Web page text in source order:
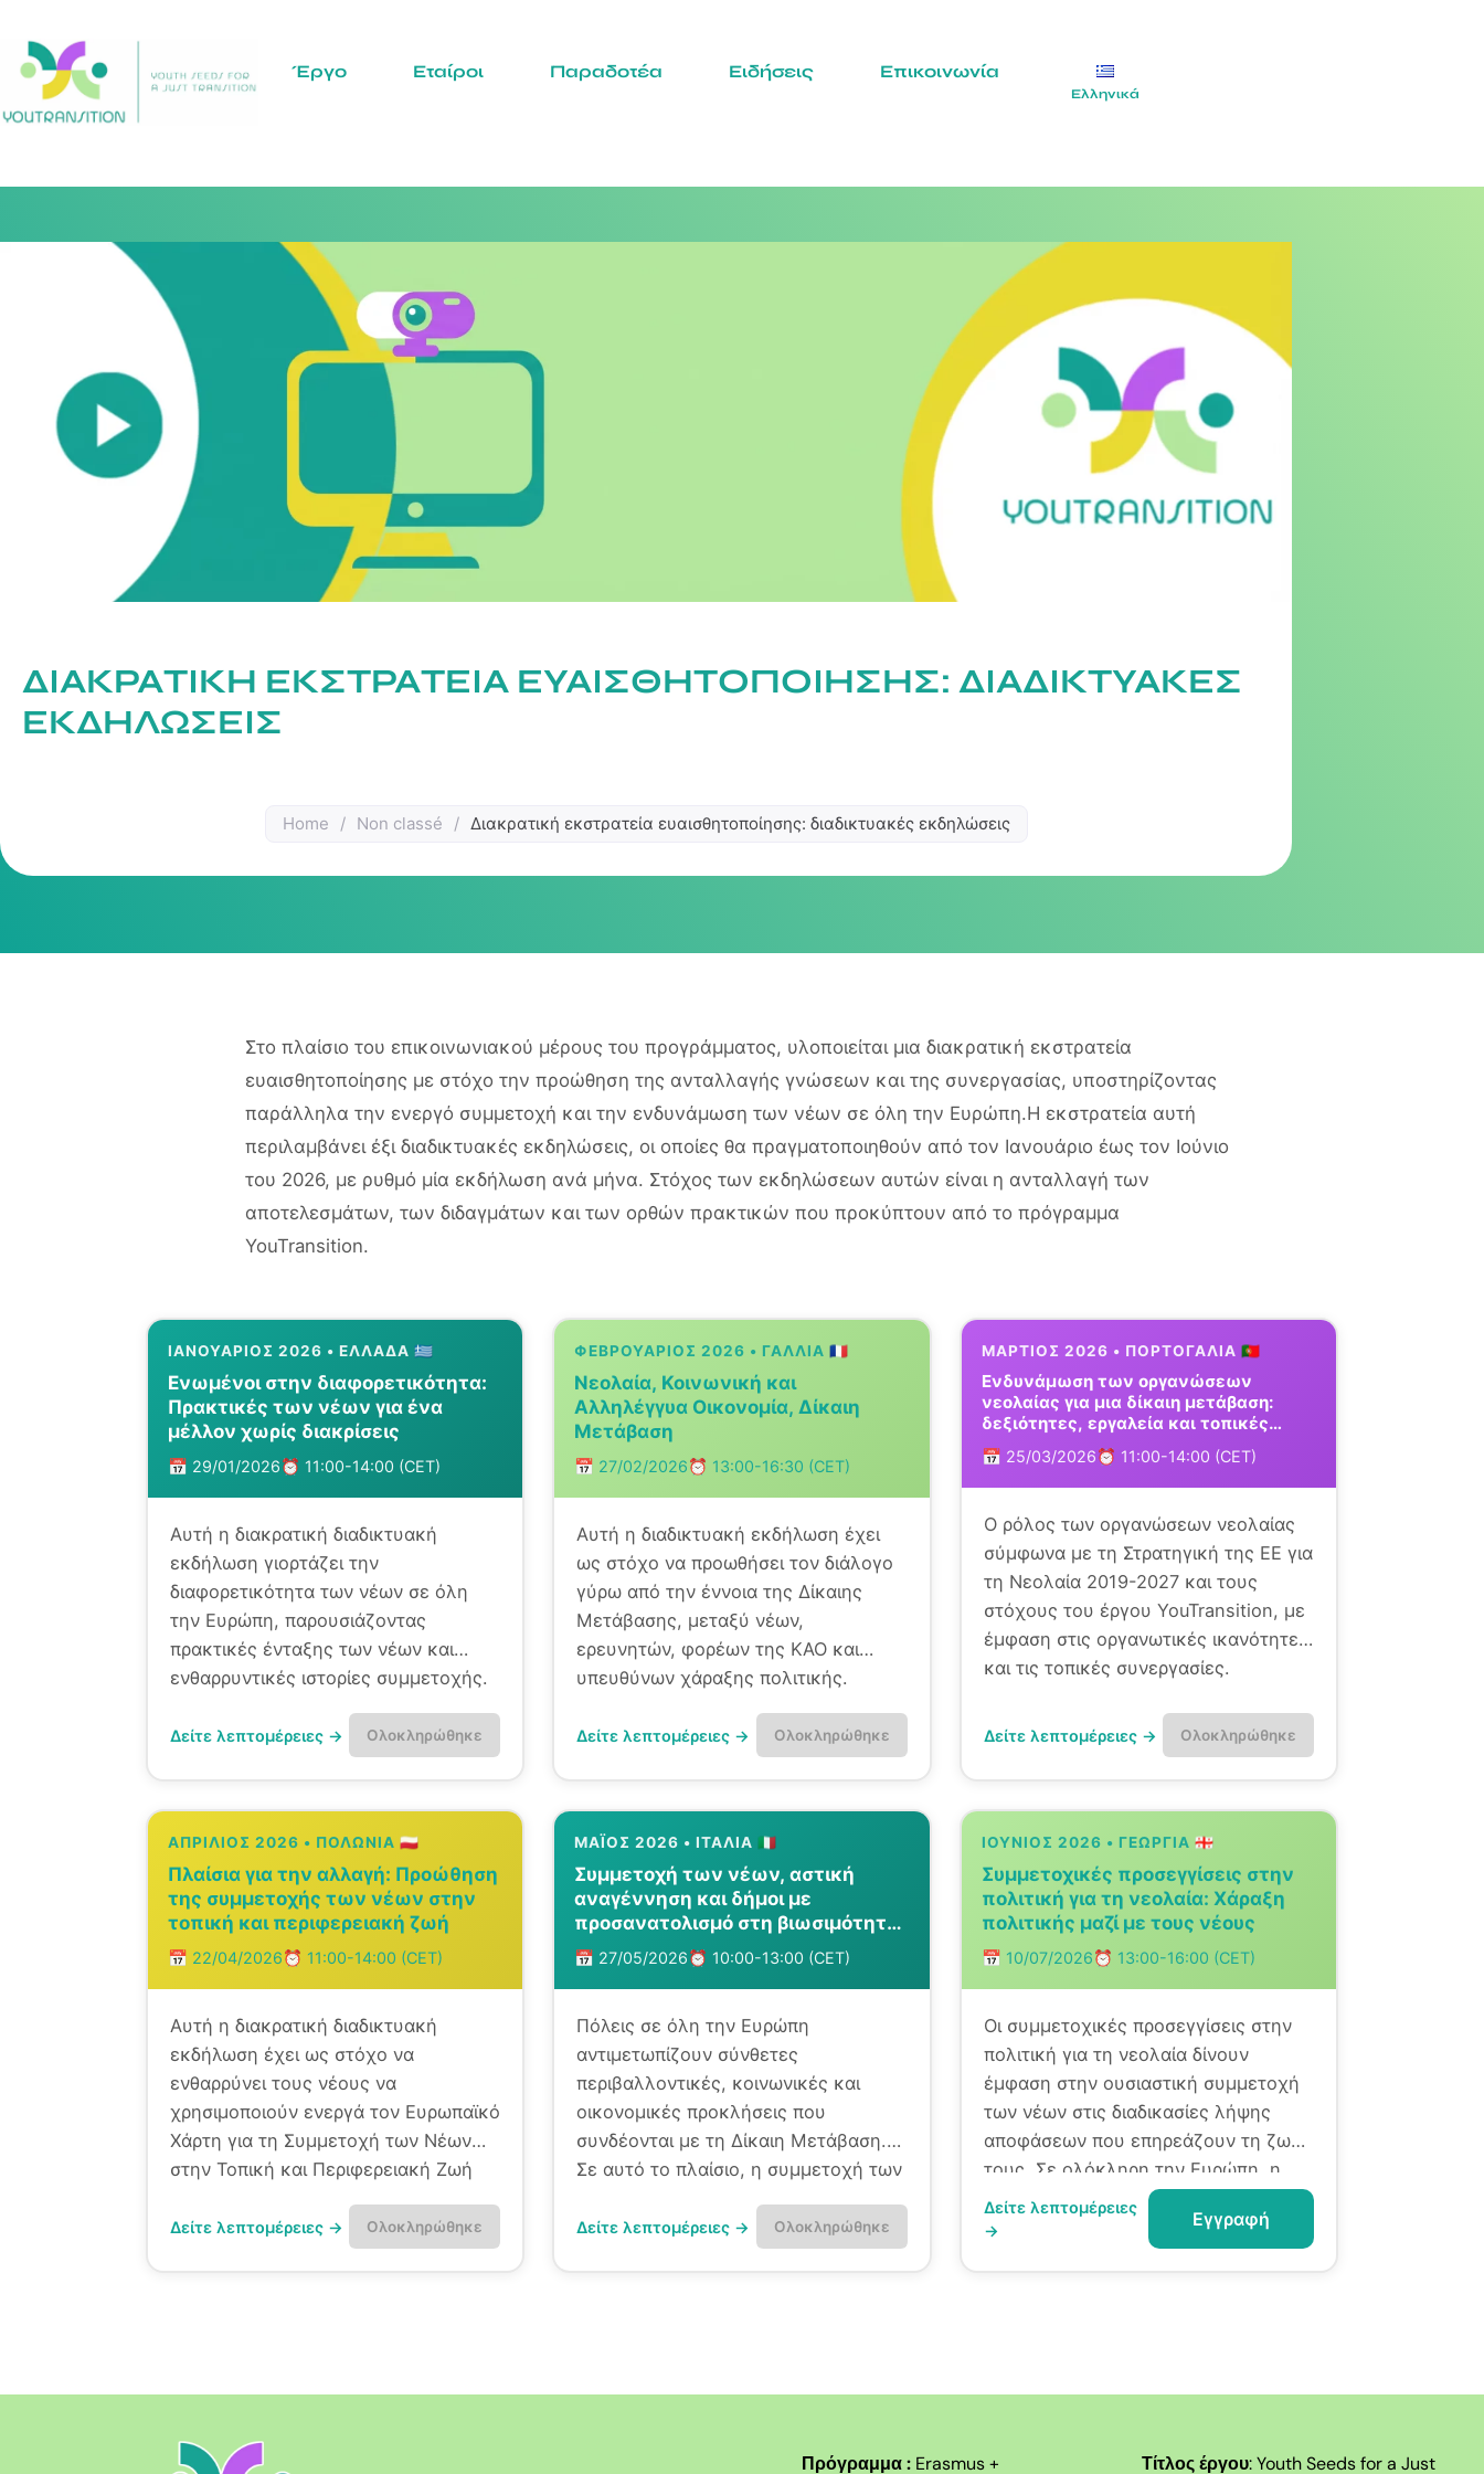
Έργο Εταίροι Παραδοτέα Ειδήσεις Επικοινωνία
Ελληνικά
ΔΙΑΚΡΑΤΙΚΉ ΕΚΣΤΡΑΤΕΊΑ ΕΥΑΙΣΘΗΤΟΠΟΊΗΣΗΣ: ΔΙΑΔΙΚΤΥΑΚΈΣ
ΕΚΔΗΛΏΣΕΙΣ
Home / Non classé / Διακρατική εκστρατεία ευαισθητοποίησης: διαδικτυακές εκδηλώσεις
Στο πλαίσιο του επικοινωνιακού μέρους του προγράμματος, υλοποιείται μια διακρατική εκστρατεία
ευαισθητοποίησης με στόχο την προώθηση της ανταλλαγής γνώσεων και της συνεργασίας, υποστηρίζοντας
παράλληλα την ενεργό συμμετοχή και την ενδυνάμωση των νέων σε όλη την Ευρώπη.Η εκστρατεία αυτή
περιλαμβάνει έξι διαδικτυακές εκδηλώσεις, οι οποίες θα πραγματοποιηθούν από τον Ιανουάριο έως τον Ιούνιο
του 2026, με ρυθμό μία εκδήλωση ανά μήνα. Στόχος των εκδηλώσεων αυτών είναι η ανταλλαγή των
αποτελεσμάτων, των διδαγμάτων και των ορθών πρακτικών που προκύπτουν από το πρόγραμμα
YouTransition.
ΙΑΝΟΥΆΡΙΟΣ 2026 • ΕΛΛΆΔΑ 🇬🇷
Ενωμένοι στην διαφορετικότητα:
Πρακτικές των νέων για ένα
μέλλον χωρίς διακρίσεις
📅 29/01/2026⏰ 11:00-14:00 (CET)
Αυτή η διακρατική διαδικτυακή
εκδήλωση γιορτάζει την
διαφορετικότητα των νέων σε όλη
την Ευρώπη, παρουσιάζοντας
πρακτικές ένταξης των νέων και
ενθαρρυντικές ιστορίες συμμετοχής.
Δείτε λεπτομέρειες → Ολοκληρώθηκε
ΦΕΒΡΟΥΆΡΙΟΣ 2026 • ΓΑΛΛΊΑ 🇫🇷
Νεολαία, Κοινωνική και
Αλληλέγγυα Οικονομία, Δίκαιη
Μετάβαση
📅 27/02/2026⏰ 13:00-16:30 (CET)
Αυτή η διαδικτυακή εκδήλωση έχει
ως στόχο να προωθήσει τον διάλογο
γύρω από την έννοια της Δίκαιης
Μετάβασης, μεταξύ νέων,
ερευνητών, φορέων της ΚΑΟ και
υπευθύνων χάραξης πολιτικής.
Δείτε λεπτομέρειες → Ολοκληρώθηκε
ΜΆΡΤΙΟΣ 2026 • ΠΟΡΤΟΓΑΛΊΑ 🇵🇹
Ενδυνάμωση των οργανώσεων
νεολαίας για μια δίκαιη μετάβαση:
δεξιότητες, εργαλεία και τοπικές
συνεργασίες
📅 25/03/2026⏰ 11:00-14:00 (CET)
Ο ρόλος των οργανώσεων νεολαίας
σύμφωνα με τη Στρατηγική της ΕΕ για
τη Νεολαία 2019-2027 και τους
στόχους του έργου YouTransition, με
έμφαση στις οργανωτικές ικανότητες
και τις τοπικές συνεργασίες.
Δείτε λεπτομέρειες → Ολοκληρώθηκε
ΑΠΡΊΛΙΟΣ 2026 • ΠΟΛΩΝΊΑ 🇵🇱
Πλαίσια για την αλλαγή: Προώθηση
της συμμετοχής των νέων στην
τοπική και περιφερειακή ζωή
📅 22/04/2026⏰ 11:00-14:00 (CET)
Αυτή η διακρατική διαδικτυακή
εκδήλωση έχει ως στόχο να
ενθαρρύνει τους νέους να
χρησιμοποιούν ενεργά τον Ευρωπαϊκό
Χάρτη για τη Συμμετοχή των Νέων
στην Τοπική και Περιφερειακή Ζωή
Δείτε λεπτομέρειες → Ολοκληρώθηκε
ΜΆΙΟΣ 2026 • ΙΤΑΛΊΑ 🇮🇹
Συμμετοχή των νέων, αστική
αναγέννηση και δήμοι με
προσανατολισμό στη βιωσιμότητα:
εμπειρίες και βέλτιστες πρακτικές
από την Ιταλία και την Ευρώπη
📅 27/05/2026⏰ 10:00-13:00 (CET)
Πόλεις σε όλη την Ευρώπη
αντιμετωπίζουν σύνθετες
περιβαλλοντικές, κοινωνικές και
οικονομικές προκλήσεις που
συνδέονται με τη Δίκαιη Μετάβαση.
Σε αυτό το πλαίσιο, η συμμετοχή των
στη διαμόρφωση πιο ανθεκτικών και
βιώσιμων τοπικών κοινοτήτων, χωρίς
Δείτε λεπτομέρειες → Ολοκληρώθηκε
ΙΟΎΝΙΟΣ 2026 • ΓΕΩΡΓΊΑ 🇬🇪
Συμμετοχικές προσεγγίσεις στην
πολιτική για τη νεολαία: Χάραξη
πολιτικής μαζί με τους νέους
📅 10/07/2026⏰ 13:00-16:00 (CET)
Οι συμμετοχικές προσεγγίσεις στην
πολιτική για τη νεολαία δίνουν
έμφαση στην ουσιαστική συμμετοχή
των νέων στις διαδικασίες λήψης
αποφάσεων που επηρεάζουν τη ζωή
τους. Σε ολόκληρη την Ευρώπη, η
συμμετοχή των νέων αναγνωρίζεται
όλο και περισσότερο ως
ακρογωνιαίος λίθος της
Δείτε λεπτομέρειες
→
Εγγραφή
Πρόγραμμα : Erasmus + Τίτλος έργου:Youth Seeds for a Just